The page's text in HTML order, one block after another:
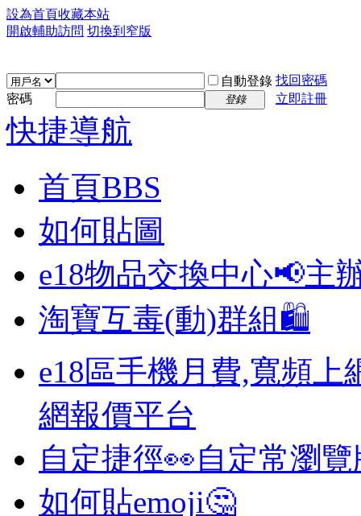
設為首頁收藏本站
開啟輔助訪問 切換到窄版
自動登錄 找回密碼
密碼
登錄 立即註冊
快捷導航
首頁BBS
如何貼圖
e18物品交換中心📢主
淘寶互毒(動)群組🛍️
e18區手機月費,寬頻上
網報價平台
自定捷徑👀自定常瀏
如何貼emoji🤔